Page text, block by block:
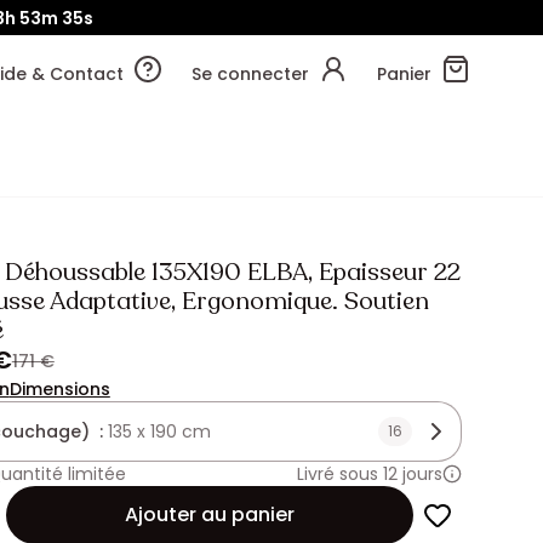
53m 33s
& Contact Se connecter Panier
135X190 ELBA, Epaisseur 22
Adaptative, Ergonomique. Soutien
171 €
Dimensions
: 135 x 190 cm 16
limitée
Livré sous 12 jours
Ajouter au panier